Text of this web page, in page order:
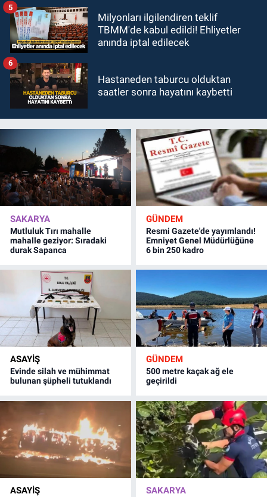
Milyonları ilgilendiren teklif
TBMM'de kabul edildi! Ehliyetler
anında iptal edilecek
5
Hastaneden taburcu olduktan
saatler sonra hayatını kaybetti
6
SAKARYA
Mutluluk Tırı mahalle
mahalle geziyor: Sıradaki
durak Sapanca
GÜNDEM
Resmi Gazete'de yayımlandı!
Emniyet Genel Müdürlüğüne
6 bin 250 kadro
ASAYİŞ
Evinde silah ve mühimmat
bulunan şüpheli tutuklandı
GÜNDEM
500 metre kaçak ağ ele
geçirildi
ASAYİŞ SAKARYA